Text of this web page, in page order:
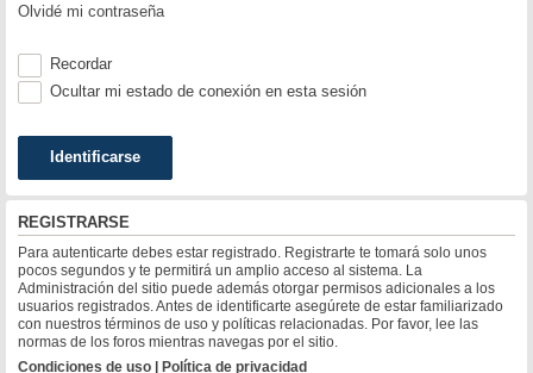
Olvidé mi contraseña
Recordar
Ocultar mi estado de conexión en esta sesión
REGISTRARSE
Para autenticarte debes estar registrado. Registrarte te tomará solo unos
pocos segundos y te permitirá un amplio acceso al sistema. La
Administración del sitio puede además otorgar permisos adicionales a los
usuarios registrados. Antes de identificarte asegúrete de estar familiarizado
con nuestros términos de uso y políticas relacionadas. Por favor, lee las
normas de los foros mientras navegas por el sitio.
Condiciones de uso | Política de privacidad